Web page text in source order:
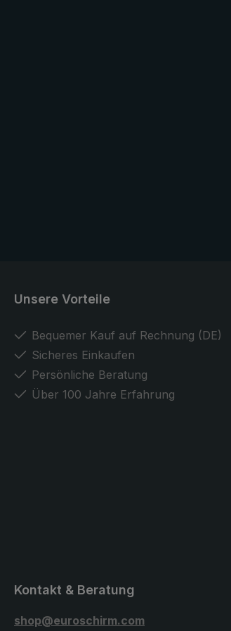
Unsere Vorteile
Bequemer Kauf auf Rechnung (DE)
Sicheres Einkaufen
Persönliche Beratung
Über 100 Jahre Erfahrung
Kontakt & Beratung
shop@euroschirm.com